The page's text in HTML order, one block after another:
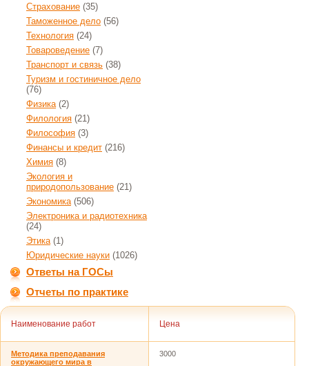
Страхование (35)
Таможенное дело (56)
Технология (24)
Товароведение (7)
Транспорт и связь (38)
Туризм и гостиничное дело
(76)
Физика(2)
Филология (21)
Философия (3)
Финансы и кредит (216)
Химия (8)
Экология и
природопользование (21)
Экономика(506)
Электроника и радиотехника
(24)
Этика(1)
Юридические науки (1026)
Ответы на ГОСы
Отчеты по практике
Наименование работ Цена
Методика преподавания
окружающего мира в
3000